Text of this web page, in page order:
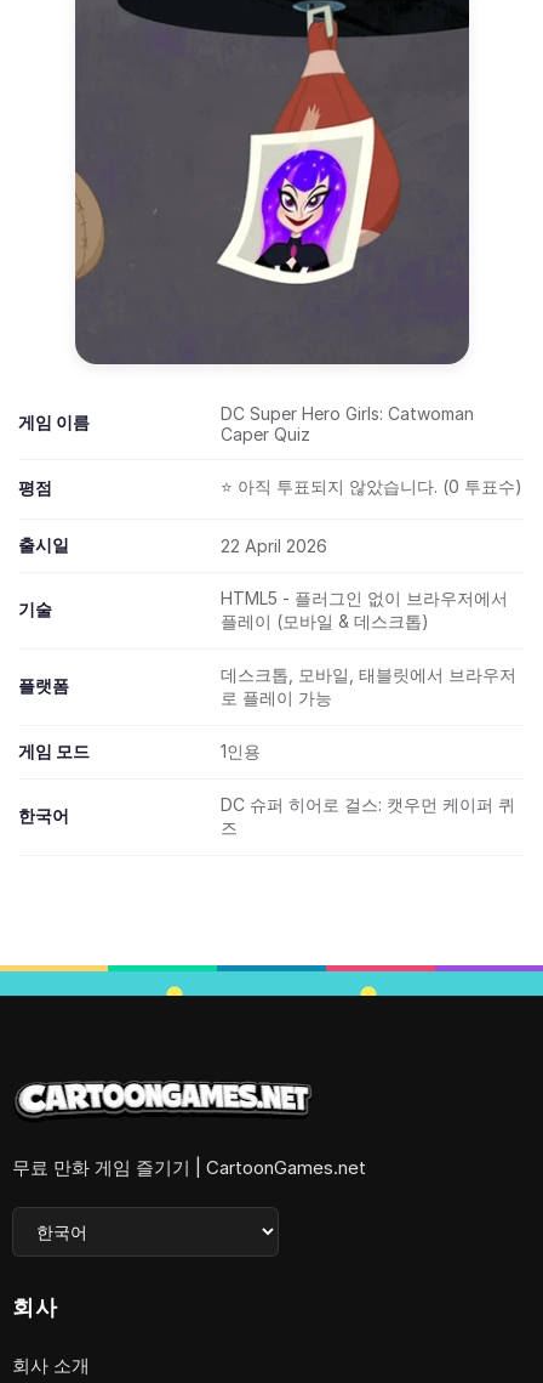
게임 이름
DC Super Hero Girls: Catwoman
Caper Quiz
평점 ⭐ 아직 투표되지 않았습니다. (0 투표수)
출시일 22 April 2026
기술
HTML5 - 플러그인 없이 브라우저에서
플레이 (모바일 & 데스크톱)
플랫폼
데스크톱, 모바일, 태블릿에서 브라우저
로 플레이 가능
게임 모드 1인용
한국어
DC 슈퍼 히어로 걸스: 캣우먼 케이퍼 퀴
즈
무료 만화 게임 즐기기 | CartoonGames.net
회사
회사 소개